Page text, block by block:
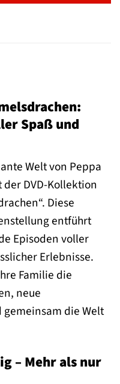
Spaß und
Welt von Peppa
DVD-Kollektion
Diese
entführt
Episoden voller
Erlebnisse.
Familie die
neue
die Welt
– Mehr als nur